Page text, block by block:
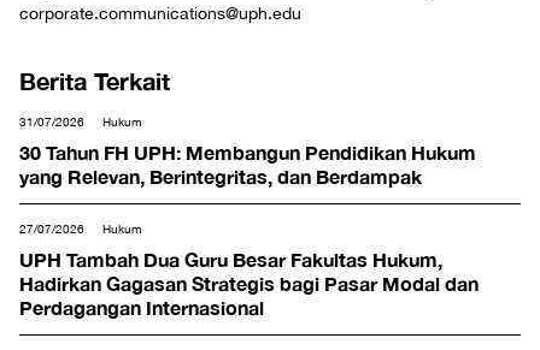
corporate.communications@uph.edu
Berita Terkait
31/07/2026 Hukum
30 Tahun FH UPH: Membangun Pendidikan Hukum
yang Relevan, Berintegritas, dan Berdampak
27/07/2026 Hukum
UPH Tambah Dua Guru Besar Fakultas Hukum,
Hadirkan Gagasan Strategis bagi Pasar Modal dan
Perdagangan Internasional